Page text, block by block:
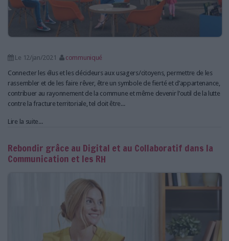
NOS OFFRES D'ABONNEMENTS
Le 12/jan/2021
communiqué
Connecter les élus et les décideurs aux usagers/citoyens, permettre de les
rassembler et de les faire rêver, être un symbole de fierté et d’appartenance,
contribuer au rayonnement de la commune et même devenir l’outil de la lutte
contre la fracture territoriale, tel doit être...
Lire la suite...
Rebondir grâce au Digital et au Collaboratif dans la
Communication et les RH